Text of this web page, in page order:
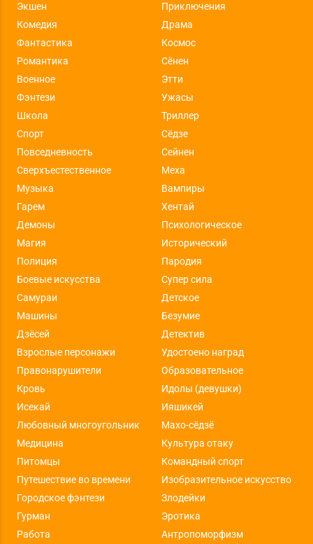
Экшен
Приключения
Комедия
Драма
Фантастика
Космос
Романтика
Сёнен
Военное
Этти
Фэнтези
Ужасы
Школа
Триллер
Спорт
Сёдзе
Повседневность
Сейнен
Сверхъестественное
Меха
Музыка
Вампиры
Гарем
Хентай
Демоны
Психологическое
Магия
Исторический
Полиция
Пародия
Боевые искусства
Супер сила
Самураи
Детское
Машины
Безумие
Дзёсей
Детектив
Взрослые персонажи
Удостоено наград
Правонарушители
Образовательное
Кровь
Идолы (девушки)
Исекай
Ияшикей
Любовный многоугольник
Махо-сёдзё
Медицина
Культура отаку
Питомцы
Командный спорт
Путешествие во времени
Изобразительное искусство
Городское фэнтези
Злодейки
Гурман
Эротика
Работа
Антропоморфизм